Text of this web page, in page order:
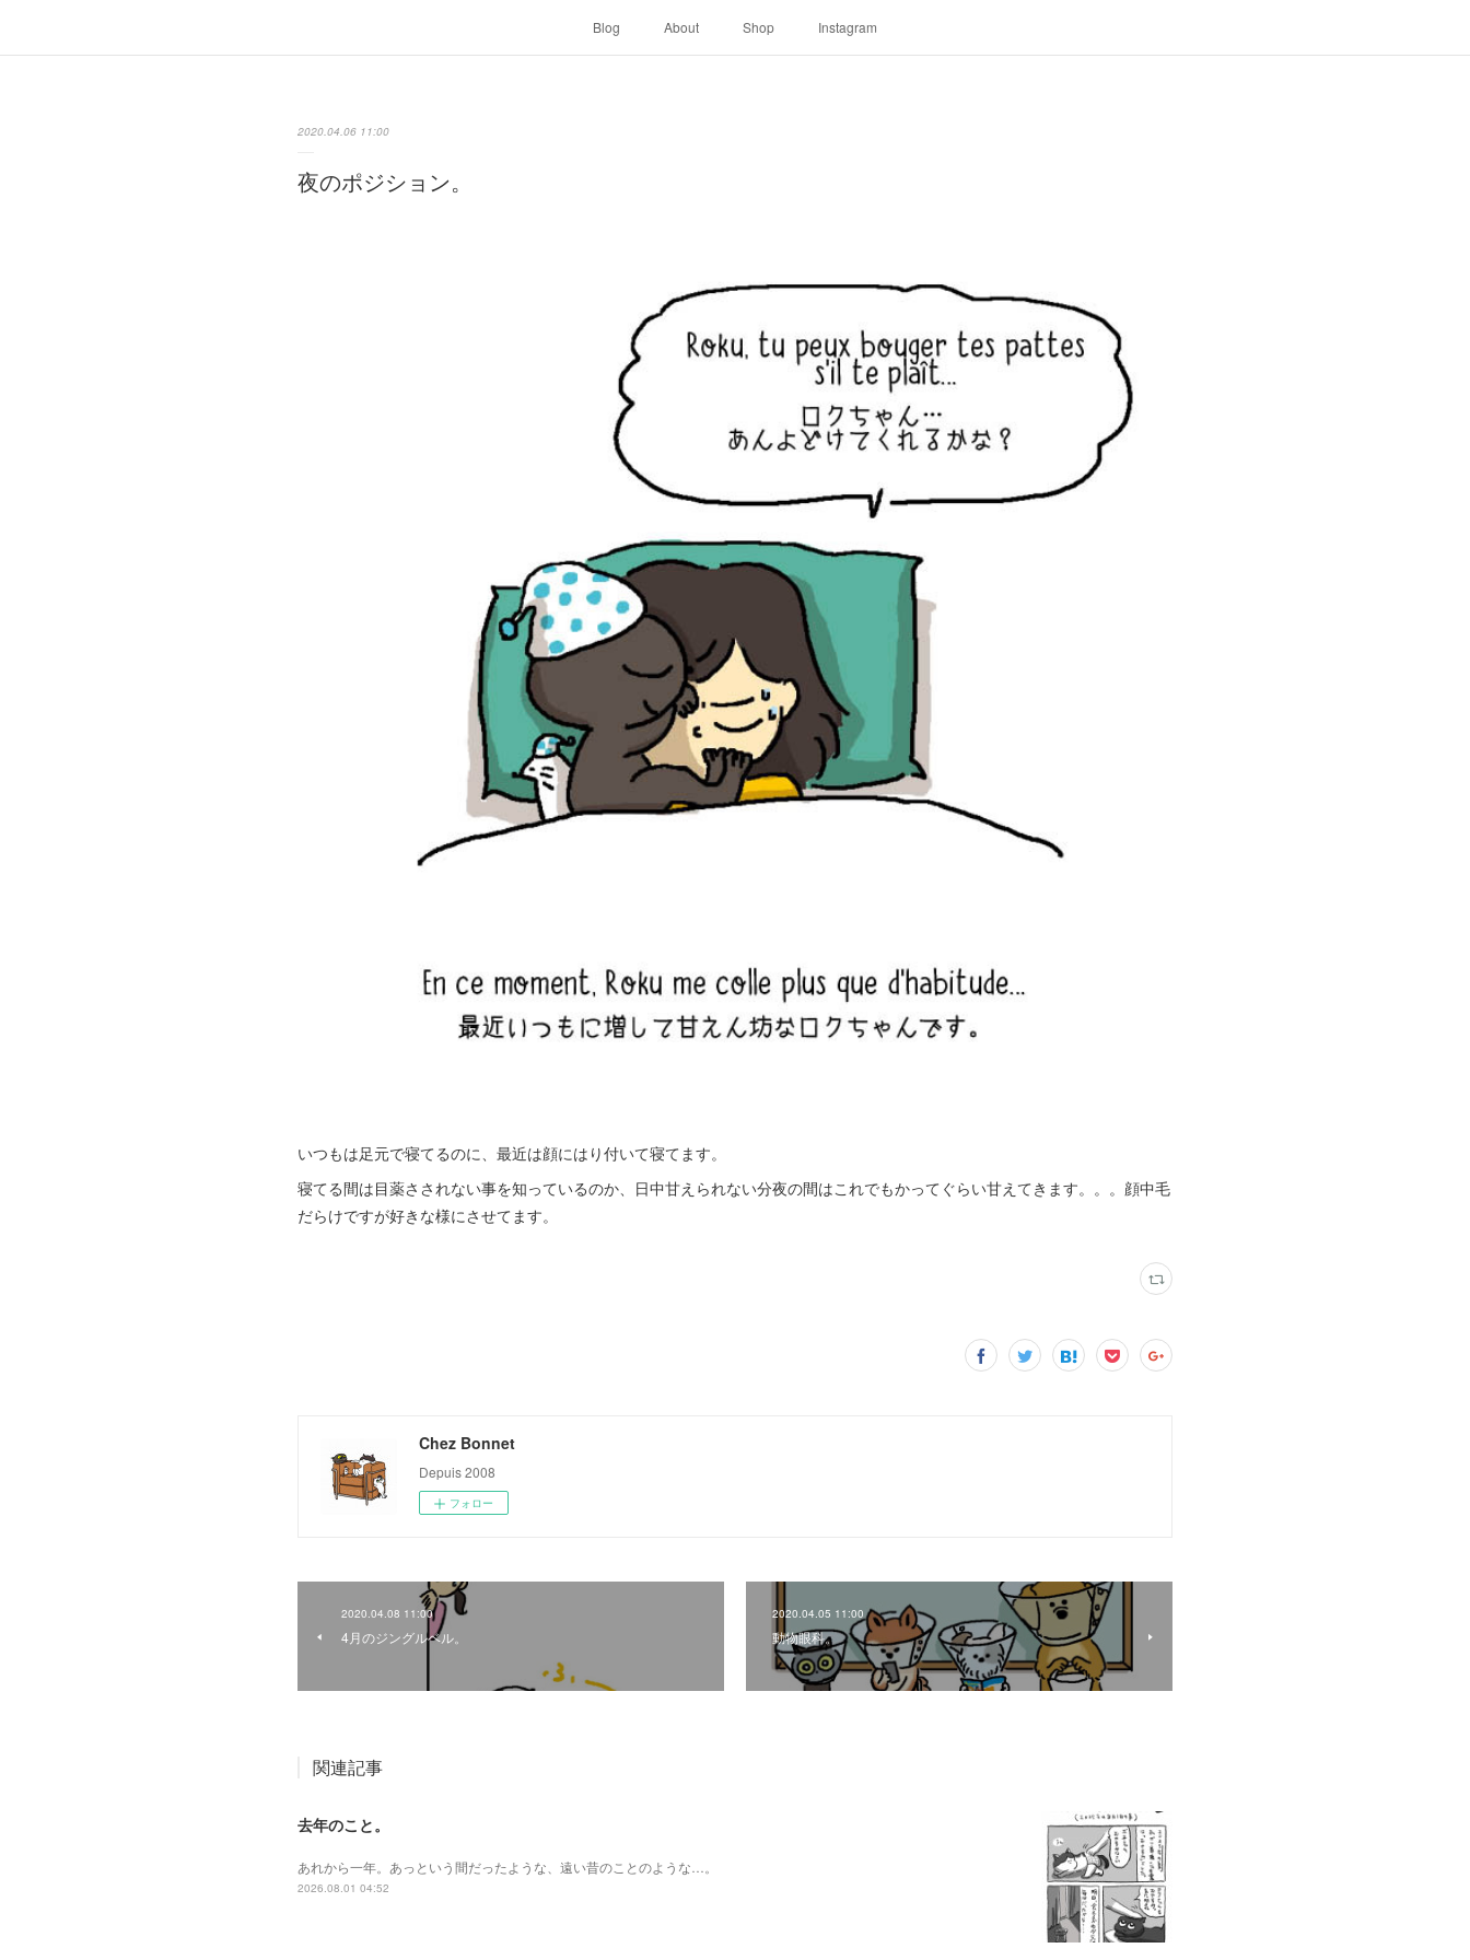
Blog About Shop Instagram
2020.04.06 11:00
夜のポジション。
いつもは足元で寝てるのに、最近は顔にはり付いて寝てます。
寝てる間は目薬さされない事を知っているのか、日中甘えられない分夜の間はこれでもかってぐらい甘えてきます。。。顔中毛
だらけですが好きな様にさせてます。
Chez Bonnet
Depuis 2008
フォロー
2020.04.08 11:00
4月のジングルベル。
2020.04.05 11:00
動物眼科。
関連記事
去年のこと。
あれから一年。あっという間だったような、遠い昔のことのような…。
2026.08.01 04:52